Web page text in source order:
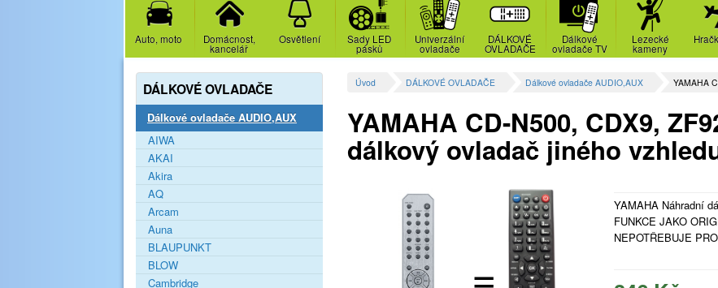
Auto, moto Domácnost,
kancelář
Osvětlení Sady LED
pásků
Univerzální
ovladače
DÁLKOVÉ
OVLADAČE
Dálkové
ovladače TV
Lezecké
kameny
Úvod DÁLKOVÉ OVLADAČE Dálkové ovladače AUDIO,AUX YAMAHA
YAMAHA CD-N500, CDX9,
dálkový ovladač jiného
=
YAMAHA Náhradní
FUNKCE JAKO
NEPOTŘEBUJE
DÁLKOVÉ OVLADAČE
Dálkové ovladače AUDIO,AUX
AIWA
AKAI
Akira
AQ
Arcam
Auna
BLAUPUNKT
BLOW
Cambridge